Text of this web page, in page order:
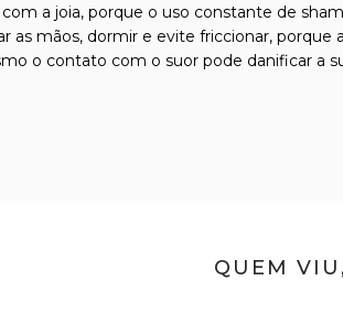
a joia, porque o uso constante de
as mãos, dormir e evite friccionar,
o contato com o suor pode danificar a
QUEM